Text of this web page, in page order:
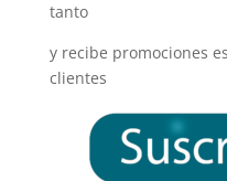
tanto
y recibe promociones
clientes